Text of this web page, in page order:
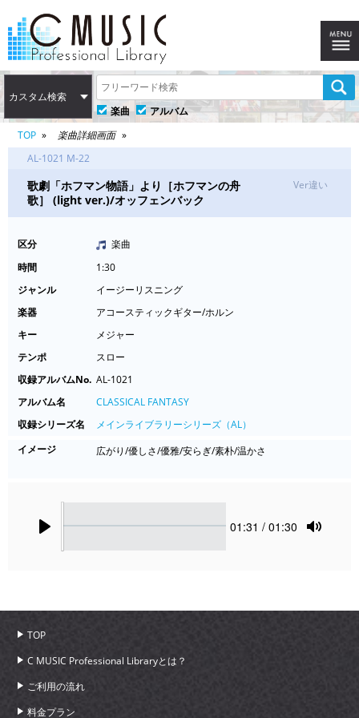
カスタム検索
楽曲
アルバム
TOP
楽曲詳細画面
AL-1021 M-22
歌劇「ホフマン物語」より［ホフマンの舟
歌］ (light ver.)/オッフェンバック
Ver違い
区分
楽曲
時間
1:30
ジャンル
イージーリスニング
楽器
アコースティックギター/ホルン
キー
メジャー
テンポ
スロー
収録アルバムNo. AL-1021
アルバム名
CLASSICAL FANTASY
収録シリーズ名
メインライブラリーシリーズ（AL）
イメージ
広がり/優しさ/優雅/安らぎ/素朴/温かさ
Current
01:31 / 01:30
TOP
C MUSIC Professional Libraryとは？
ご利用の流れ
料金プラン